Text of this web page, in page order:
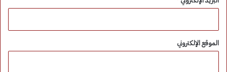
الموقع الإلكتروني